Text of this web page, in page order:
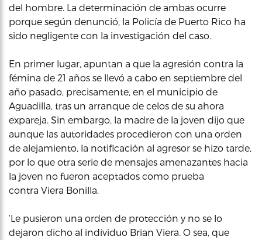
del hombre. La determinación de ambas ocurre
porque según denunció, la Policía de Puerto Rico ha
sido negligente con la investigación del caso.
En primer lugar, apuntan a que la agresión contra la
fémina de 21 años se llevó a cabo en septiembre del
año pasado, precisamente, en el municipio de
Aguadilla, tras un arranque de celos de su ahora
expareja. Sin embargo, la madre de la joven dijo que
aunque las autoridades procedieron con una orden
de alejamiento, la notificación al agresor se hizo tarde,
por lo que otra serie de mensajes amenazantes hacia
la joven no fueron aceptados como prueba
contra Viera Bonilla.
‘Le pusieron una orden de protección y no se lo
dejaron dicho al individuo Brian Viera. O sea, que